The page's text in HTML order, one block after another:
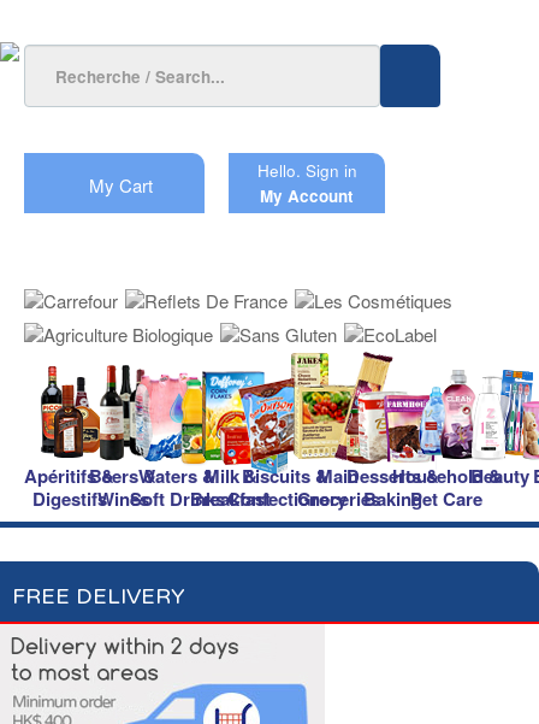
My Cart
Hello. Sign in
My Account
Apéritifs &
Digestifs
Beers &
Wines
Waters &
Soft Drinks
Milk &
Breakfast
Biscuits &
Confectionery
Main
Groceries
Desserts &
Baking
Household &
Pet Care
Beauty
FREE DELIVERY